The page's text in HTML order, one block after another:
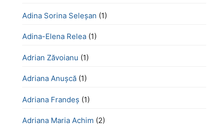
Adina Sorina Seleșan (1)
Adina-Elena Relea (1)
Adrian Zăvoianu (1)
Adriana Anușcă (1)
Adriana Frandeș (1)
Adriana Maria Achim (2)